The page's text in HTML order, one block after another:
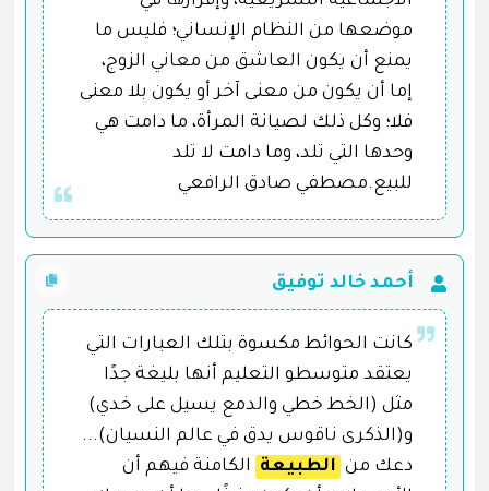
موضعها من النظام الإنساني؛ فليس ما
يمنع أن يكون العاشق من معاني الزوج،
إما أن يكون من معنى آخر أو يكون بلا معنى
فلا؛ وكل ذلك لصيانة المرأة، ما دامت هي
وحدها التي تلد، وما دامت لا تلد
للبيع.مصطفي صادق الرافعي
أحمد خالد توفيق
كانت الحوائط مكسوة بتلك العبارات التي
يعتقد متوسطو التعليم أنها بليغة جدًا
مثل (الخط خطي والدمع يسيل على خدي)
و(الذكرى ناقوس يدق في عالم النسيان)...
دعك من الطبيعة
الكامنة فيهم أن